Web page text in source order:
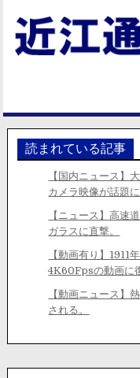
読まれている記事
【国内ニュース】
カメラ映像が話題に
【ニュース】高速
ガラスに直撃。
【動画有り】1911
4K60Fpsの動画に
【動画ニュース】
される。